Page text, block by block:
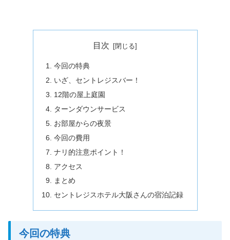
目次
今回の特典
いざ、セントレジスバー！
12階の屋上庭園
ターンダウンサービス
お部屋からの夜景
今回の費用
ナリ的注意ポイント！
アクセス
まとめ
セントレジスホテル大阪さんの宿泊記録
今回の特典